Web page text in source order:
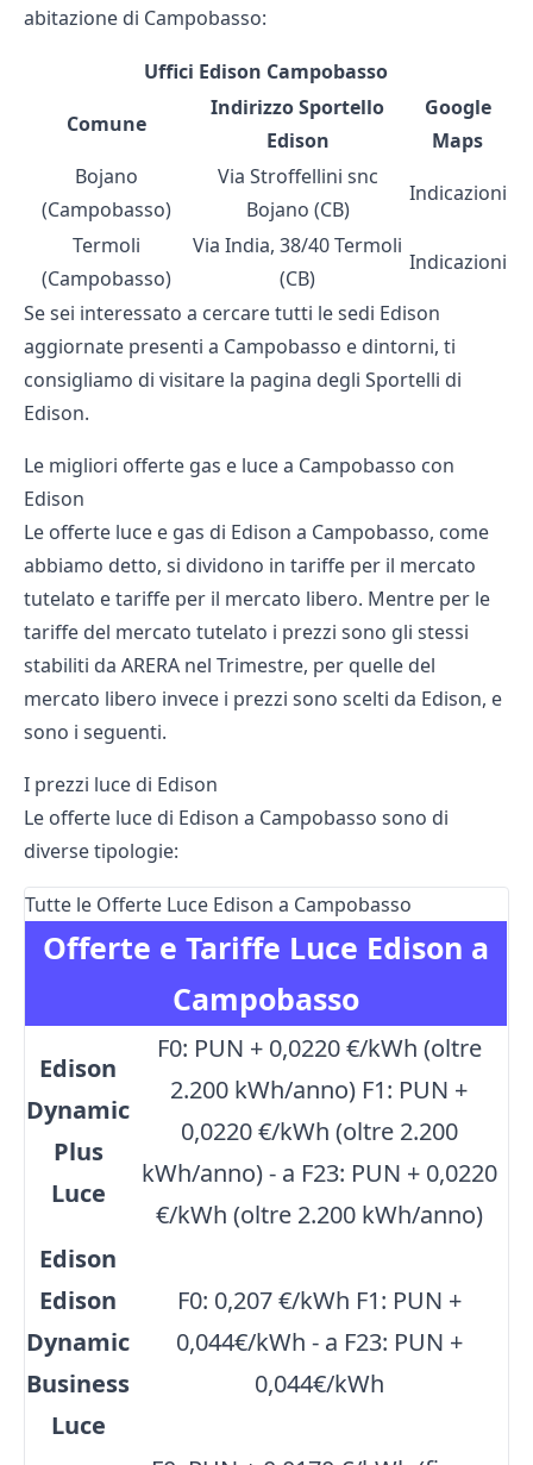
abitazione di Campobasso:
Uffici Edison Campobasso
Comune
Indirizzo Sportello
Edison
Google
Maps
Bojano
(Campobasso)
Via Stroffellini snc
Bojano (CB)
Indicazioni
Termoli
(Campobasso)
Via India, 38/40 Termoli
(CB)
Indicazioni
Se sei interessato a cercare tutti le sedi Edison
aggiornate presenti a Campobasso e dintorni, ti
consigliamo di visitare la pagina degli Sportelli di
Edison.
Le migliori offerte gas e luce a Campobasso con
Edison
Le offerte luce e gas di Edison a Campobasso, come
abbiamo detto, si dividono in tariffe per il mercato
tutelato e tariffe per il mercato libero. Mentre per le
tariffe del mercato tutelato i prezzi sono gli stessi
stabiliti da ARERA nel Trimestre, per quelle del
mercato libero invece i prezzi sono scelti da Edison, e
sono i seguenti.
I prezzi luce di Edison
Le offerte luce di Edison a Campobasso sono di
diverse tipologie:
Tutte le Offerte Luce Edison a Campobasso
Offerte e Tariffe Luce Edison a
Campobasso
Edison
Dynamic
Plus
Luce
F0: PUN + 0,0220 €/kWh (oltre
2.200 kWh/anno) F1: PUN +
0,0220 €/kWh (oltre 2.200
kWh/anno) - a F23: PUN + 0,0220
€/kWh (oltre 2.200 kWh/anno)
Edison
Edison
Dynamic
Business
Luce
F0: 0,207 €/kWh F1: PUN +
0,044€/kWh - a F23: PUN +
0,044€/kWh